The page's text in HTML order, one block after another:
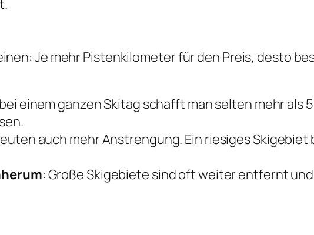
Je mehr Pistenkilometer für den Preis, desto
einem ganzen Skitag schafft man selten mehr als
auch mehr Anstrengung. Ein riesiges
: Große Skigebiete sind oft weiter entfernt